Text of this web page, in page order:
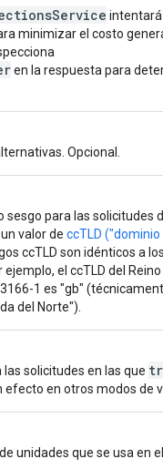
minimizar el costo
en la respuesta para
Opcional.
sesgo para las solicitudes
valor de ccTLD
ccTLD son idénticos a
el ccTLD del
1 es "gb"
del Norte").
las solicitudes en las que
efecto en otros modos de
unidades que se usa en